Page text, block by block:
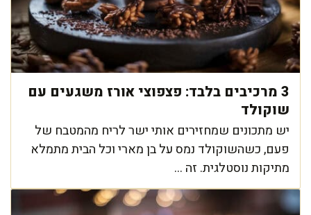
3 מרכיבים בלבד: פצפוצי אורז משגעים עם
שוקולד
יש מתכונים שמחזירים אותי ישר לריח מהמטבח של
פעם, כשהשוקולד נמס על בן מארי וכל הבית מתמלא
מתיקות נוסטלגית. זה ...